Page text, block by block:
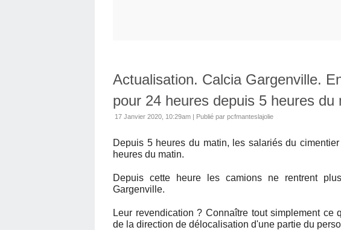
Actualisation. Calcia Gargenville.
pour 24 heures depuis 5 heures du
17 Janvier 2020, 10:29am | Publié par pcfmanteslajolie
Depuis 5 heures du matin, les salariés du
heures du matin.
Depuis cette heure les camions ne rentrent
Gargenville.
Leur revendication ? Connaître tout simplement ce
de la direction de délocalisation d'une partie du